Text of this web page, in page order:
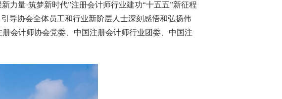
新力量·筑梦新时代”注册会计师行业建功“十五五”新征程
导协会全体员工和行业新阶层人士深刻 感悟和弘扬伟
册会计师协会党委、中国注册会计师行业团委、中国注